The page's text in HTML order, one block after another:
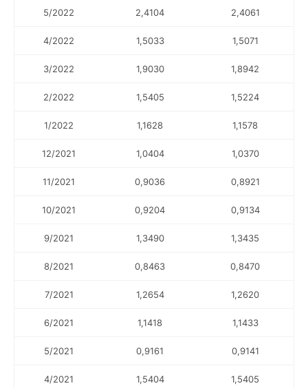
5/2022 2,4104 2,4061
4/2022 1,5033 1,5071
3/2022 1,9030 1,8942
2/2022 1,5405 1,5224
1/2022 1,1628 1,1578
12/2021 1,0404 1,0370
11/2021 0,9036 0,8921
10/2021 0,9204 0,9134
9/2021 1,3490 1,3435
8/2021 0,8463 0,8470
7/2021 1,2654 1,2620
6/2021 1,1418 1,1433
5/2021 0,9161 0,9141
4/2021 1,5404 1,5405